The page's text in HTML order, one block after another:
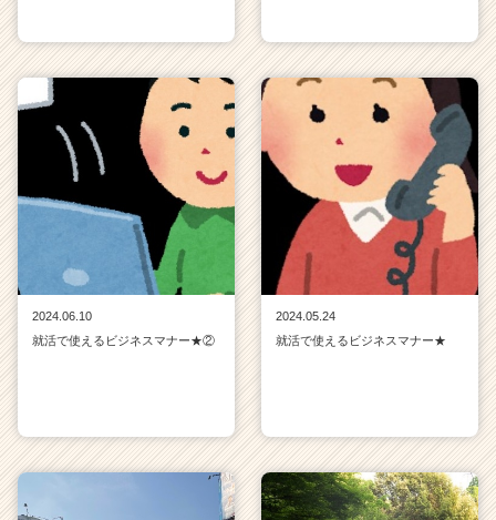
2024.06.10
就活で使えるビジネスマナー★②
2024.05.24
就活で使えるビジネスマナー★